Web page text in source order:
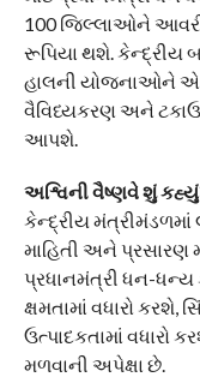
100 જિલ્લાઓને આવરી
રૂપિયા થશે. કેન્દ્રીય
હાલની યોજનાઓને
વૈવિધ્યકરણ અને ટકાઉ
આપશે.
અશ્વિની વૈષ્ણવે શું
કેન્દ્રીય મંત્રીમંડળમાં
માહિતી અને પ્રસારણ
પ્રધાનમંત્રી ધન-
ક્ષમતામાં વધારો
ઉત્પાદકતામાં વધારો
મળવાની અપેક્ષા છે.